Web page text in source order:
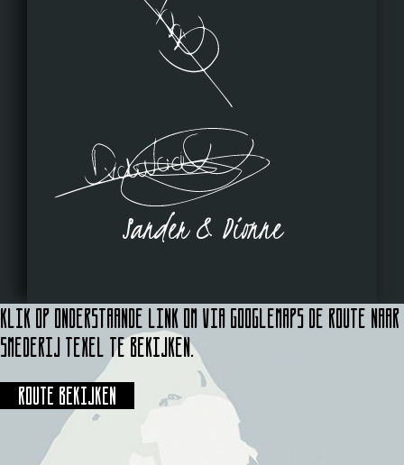
Sander & Dionne
Klik op onderstaande link om via Googlemaps de route naar
Smederij Texel te bekijken.
Route bekijken